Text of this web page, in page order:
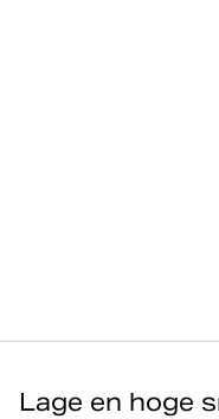
Lage en hoge